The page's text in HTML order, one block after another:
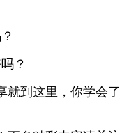
？
就到这里，你学会了